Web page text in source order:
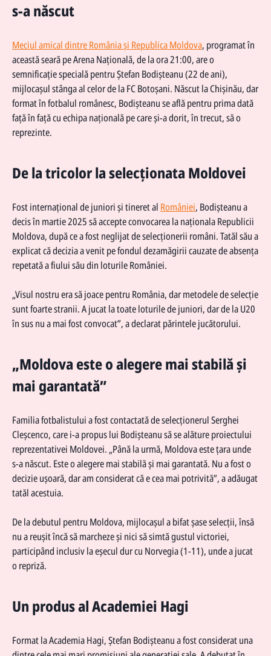
s-a născut
Meciul amical dintre România și Republica Moldova, programat în
această seară pe Arena Națională, de la ora 21:00, are o
semnificație specială pentru Ștefan Bodișteanu (22 de ani),
mijlocașul stânga al celor de la FC Botoșani. Născut la Chișinău, dar
format în fotbalul românesc, Bodișteanu se află pentru prima dată
față în față cu echipa națională pe care și-a dorit, în trecut, să o
reprezinte.
De la tricolor la selecționata Moldovei
Fost internațional de juniori și tineret al României, Bodișteanu a
decis în martie 2025 să accepte convocarea la naționala Republicii
Moldova, după ce a fost neglijat de selecționerii români. Tatăl său a
explicat că decizia a venit pe fondul dezamăgirii cauzate de absența
repetată a fiului său din loturile României.
„Visul nostru era să joace pentru România, dar metodele de selecție
sunt foarte stranii. A jucat la toate loturile de juniori, dar de la U20
în sus nu a mai fost convocat”, a declarat părintele jucătorului.
„Moldova este o alegere mai stabilă și
mai garantată”
Familia fotbalistului a fost contactată de selecționerul Serghei
Cleșcenco, care i-a propus lui Bodișteanu să se alăture proiectului
reprezentativei Moldovei. „Până la urmă, Moldova este țara unde
s-a născut. Este o alegere mai stabilă și mai garantată. Nu a fost o
decizie ușoară, dar am considerat că e cea mai potrivită”, a adăugat
tatăl acestuia.
De la debutul pentru Moldova, mijlocașul a bifat șase selecții, însă
nu a reușit încă să marcheze și nici să simtă gustul victoriei,
participând inclusiv la eșecul dur cu Norvegia (1-11), unde a jucat
o repriză.
Un produs al Academiei Hagi
Format la Academia Hagi, Ștefan Bodișteanu a fost considerat una